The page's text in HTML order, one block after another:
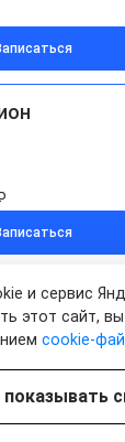
на дому
и сервис
этот сайт,
cookie-